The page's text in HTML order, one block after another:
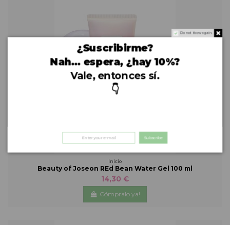
Inicio
Beauty of Joseon REd Bean Water Gel 100 ml
14,30 €
Cómpralo ya!
Do not show again.
¿Suscribirme?
Nah… espera, ¿hay 10%?
Vale, entonces sí.
👇
Subscribe